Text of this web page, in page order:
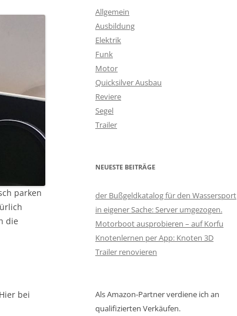
parken
die
bei
Allgemein
Ausbildung
Elektrik
Funk
Motor
Quicksilver Ausbau
Reviere
Segel
Trailer
NEUESTE BEITRÄGE
der Bußgeldkatalog für den Wassersport
in eigener Sache: Server umgezogen.
Motorboot ausprobieren – auf Korfu
Knotenlernen per App: Knoten 3D
Trailer renovieren
Als Amazon-Partner verdiene ich an
qualifizierten Verkäufen.